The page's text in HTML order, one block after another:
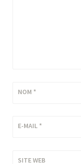
NOM *
E-MAIL *
SITE WEB